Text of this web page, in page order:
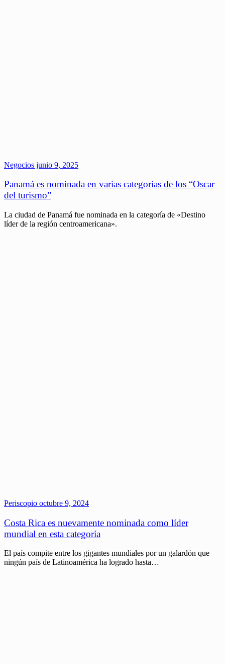
Negocios junio 9, 2025
Panamá es nominada en varias categorías de los “Oscar
del turismo”
La ciudad de Panamá fue nominada en la categoría de «Destino
líder de la región centroamericana».
Periscopio octubre 9, 2024
Costa Rica es nuevamente nominada como líder
mundial en esta categoría
El país compite entre los gigantes mundiales por un galardón que
ningún país de Latinoamérica ha logrado hasta…